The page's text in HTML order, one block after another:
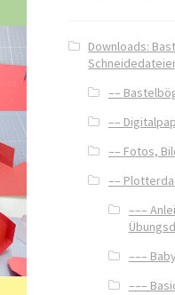
Downloads:
––
––
–– Fotos,
––
–––
–––
–––